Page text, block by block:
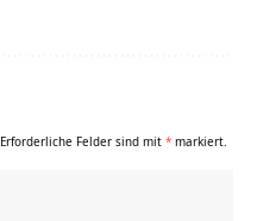
Erforderliche Felder sind mit * markiert.